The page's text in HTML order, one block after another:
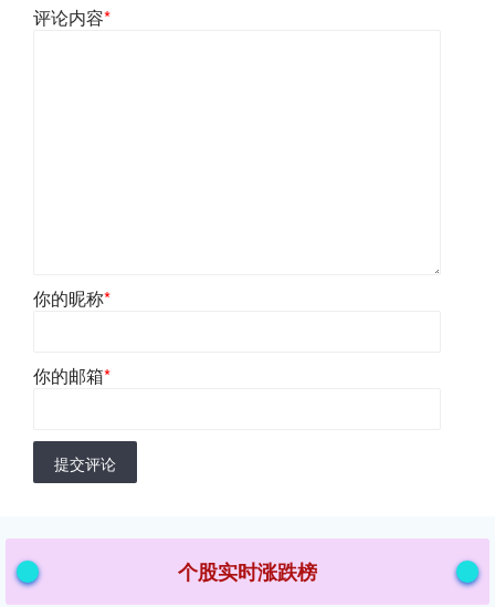
评论内容*
你的昵称*
你的邮箱*
提交评论
个股实时涨跌榜